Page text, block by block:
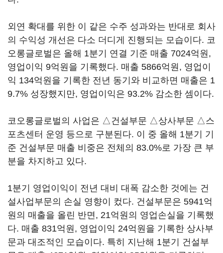
외연 확대를 위한 이 같은 수주 성과와는 반대로 회사
의 수익성 개선은 다소 더디게 진행되는 모습이다. 코
오롱글로벌은 올해 1분기 연결 기준 매출 7024억원,
영업이익 9억원을 기록했다. 매출 5866억원, 영업이
익 134억원을 기록한 전년 동기와 비교하면 매출은 1
9.7% 성장했지만, 영업이익은 93.2% 감소한 셈이다.
코오롱글로벌의 사업은 △건설부문 △상사부문 △스
포츠센터 운영 등으로 구분된다. 이 중 올해 1분기 기
준 건설부문 매출 비중은 전체의 83.0%로 가장 큰 부
분을 차지하고 있다.
1분기 영업이익이 전년 대비 대폭 감소한 것에는 건
설사업부문의 손실 영향이 컸다. 건설부문은 5941억
원의 매출을 올린 반면, 21억원의 영업손실을 기록했
다. 매출 831억원, 영업이익 24억원을 기록한 상사부
문과 대조적인 모습이다. 특히 지난해 1분기 건설부